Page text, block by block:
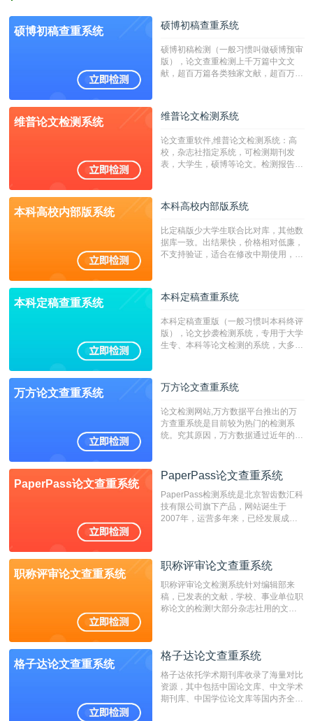
硕博初稿查重系统 硕博初稿查重系统
硕博初稿检测（一般习惯叫做硕博预审
版），论文查重检测上千万篇中文文
献，超百万篇各类独家文献，超百万港
校用来检测硕博论文的系统，检测范围
广，数据来源真实，检测算法合理!本
字符数30万）
维普论文检测系统 维普论文检测系统
论文查重软件,维普论文检测系统：高
校，杂志社指定系统，可检测期刊发
表，大学生，硕博等论文。检测报告支
本科高校内部版系统 本科高校内部版系统
比定稿版少大学生联合比对库，其他数
据库一致。出结果快，价格相对低廉，
不支持验证，适合在修改中期使用，定
本科定稿查重系统 本科定稿查重系统
本科定稿查重版（一般习惯叫本科终评
版），论文抄袭检测系统，专用于大学
生专、本科等论文检测的系统，大多数
万方论文查重系统 万方论文查重系统
论文检测网站,万方数据平台推出的万
方查重系统是目前较为热门的检测系
统。究其原因，万方数据通过近年的发
检测系统，其真实性和权威性无可厚
非。其次，相对于知网而言，万方检测
费用少，上手容易，是学生初次论文查
重的推荐系统。
PaperPass论文查重系统
PaperPass论文查重系统
PaperPass检测系统是北京智齿数汇科
技有限公司旗下产品，网站诞生于
2007年，运营多年来，已经发展成为
检测速度快、精度高，市场反映良好。
职称评审论文查重系统
职称评审论文查重系统
职称评审论文检测系统针对编辑部来
稿，已发表的文献，学校、事业单位职
称论文的检测!大部分杂志社用的文献
编辑部检测来稿和已发表的文献,检测
测时注意填写第一作者,才能排除已发
表文献复制比。（限制字符数1万）
格子达论文查重系统
格子达论文查重系统
格子达依托学术期刊库收录了海量对比
资源，其中包括中国论文库、中文学术
期刊库、中国学位论文库等国内齐全的